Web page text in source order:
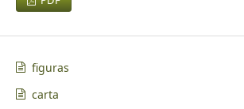
figuras
carta